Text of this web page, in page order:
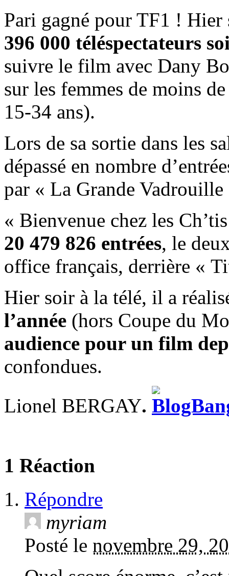
Pari gagné pour TF1 !
396 000 téléspectateurs
suivre le film avec Dany
sur les femmes de moins
15-34 ans).
Lors de sa sortie dans les
dépassé en nombre
par « La Grande Vadrouille
« Bienvenue chez les
20 479 826 entrées, le
office français, derrière «
Hier soir à la télé, il a
l’année (hors Coupe du
audience pour un film
confondues.
Lionel BERGAY.
1 Réaction
Répondre
myriam
Posté le novembre 29,